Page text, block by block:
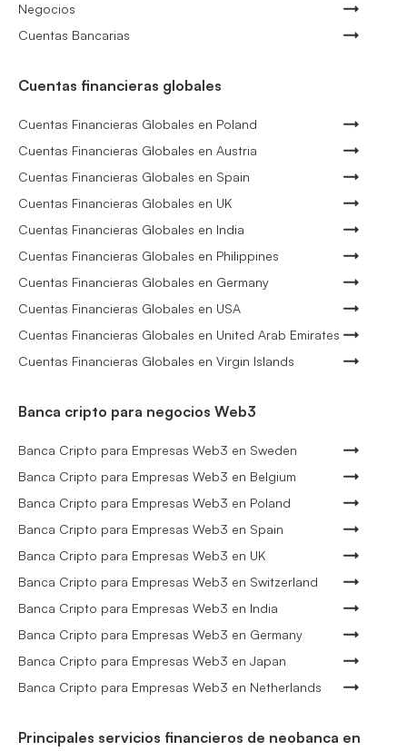
Negocios
Cuentas Bancarias
Cuentas financieras globales
Cuentas Financieras Globales en Poland
Cuentas Financieras Globales en Austria
Cuentas Financieras Globales en Spain
Cuentas Financieras Globales en UK
Cuentas Financieras Globales en India
Cuentas Financieras Globales en Philippines
Cuentas Financieras Globales en Germany
Cuentas Financieras Globales en USA
Cuentas Financieras Globales en United Arab Emirates
Cuentas Financieras Globales en Virgin Islands
Banca cripto para negocios Web3
Banca Cripto para Empresas Web3 en Sweden
Banca Cripto para Empresas Web3 en Belgium
Banca Cripto para Empresas Web3 en Poland
Banca Cripto para Empresas Web3 en Spain
Banca Cripto para Empresas Web3 en UK
Banca Cripto para Empresas Web3 en Switzerland
Banca Cripto para Empresas Web3 en India
Banca Cripto para Empresas Web3 en Germany
Banca Cripto para Empresas Web3 en Japan
Banca Cripto para Empresas Web3 en Netherlands
Principales servicios financieros de neobanca en